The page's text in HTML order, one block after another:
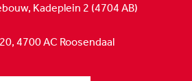
Kadeplein 2 (4704 AB)
4700 AC Roosendaal